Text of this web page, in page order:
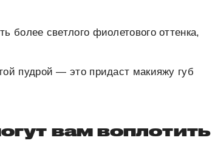
более светлого фиолетового оттенка,
пудрой — это придаст макияжу губ
вам воплотить